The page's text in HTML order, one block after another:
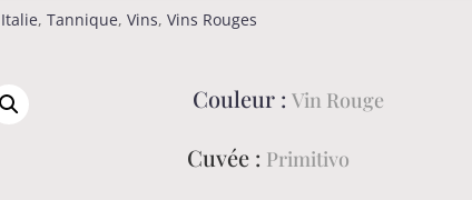
Italie,Tannique,Vins,Vins Rouges
Couleur : Vin Rouge
Cuvée : Primitivo